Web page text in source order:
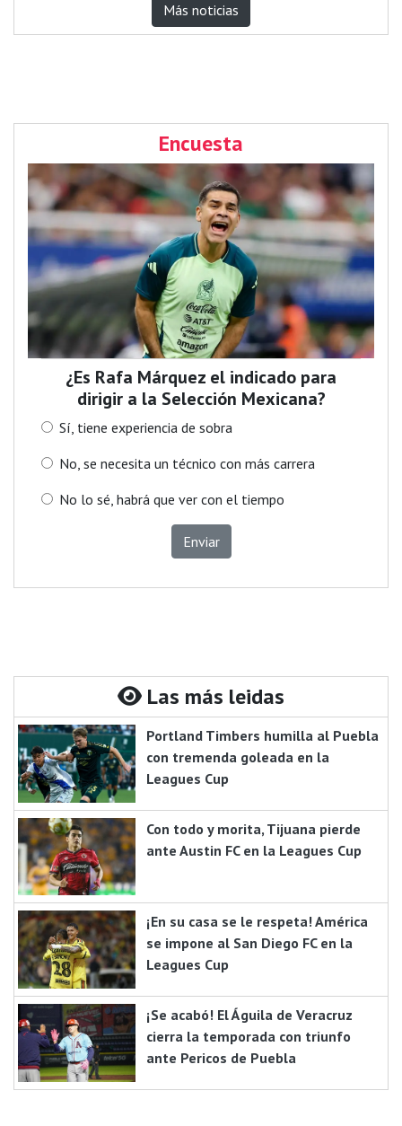
Más noticias
Encuesta
¿Es Rafa Márquez el indicado para
dirigir a la Selección Mexicana?
Sí, tiene experiencia de sobra
No, se necesita un técnico con más carrera
No lo sé, habrá que ver con el tiempo
Enviar
Las más leidas
Portland Timbers humilla al Puebla
con tremenda goleada en la
Leagues Cup
Con todo y morita, Tijuana pierde
ante Austin FC en la Leagues Cup
¡En su casa se le respeta! América
se impone al San Diego FC en la
Leagues Cup
¡Se acabó! El Águila de Veracruz
cierra la temporada con triunfo
ante Pericos de Puebla